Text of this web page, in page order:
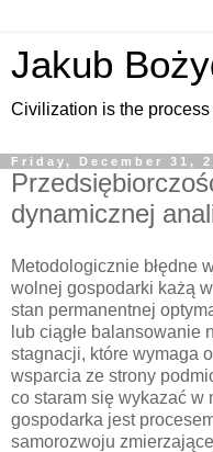
Jakub
Civilization is the
Friday, December 31,
dynamicznej
Metodologicznie błędne
wolnej gospodarki każą
stan permanentnej
lub ciągłe balansowanie
stagnacji, które wymaga
wsparcia ze strony
co staram się wykazać w
gospodarka jest
samorozwoju